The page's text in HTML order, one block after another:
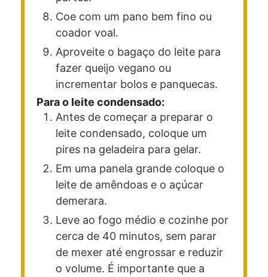
Coe com um pano bem fino ou
coador voal.
Aproveite o bagaço do leite para
fazer queijo vegano ou
incrementar bolos e panquecas.
Para o leite condensado:
Antes de começar a preparar o
leite condensado, coloque um
pires na geladeira para gelar.
Em uma panela grande coloque o
leite de amêndoas e o açúcar
demerara.
Leve ao fogo médio e cozinhe por
cerca de 40 minutos, sem parar
de mexer até engrossar e reduzir
o volume. É importante que a